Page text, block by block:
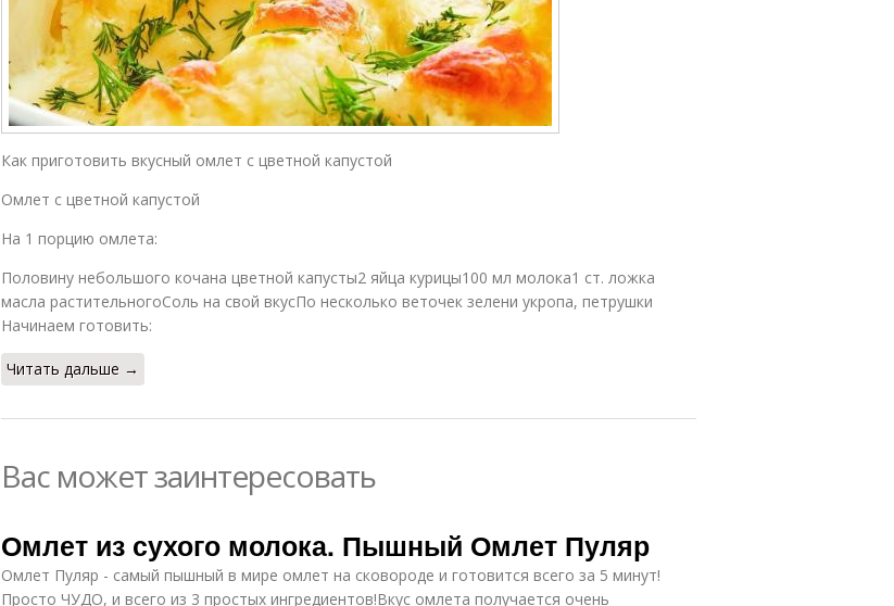
Как приготовить вкусный омлет с цветной капустой
Омлет с цветной капустой
На 1 порцию омлета:
Половину небольшого кочана цветной капусты2 яйца курицы100 мл молока1 ст. ложка
масла растительногоСоль на свой вкусПо несколько веточек зелени укропа, петрушки
Начинаем готовить:
Читать дальше →
Вас может заинтересовать
Омлет из сухого молока. Пышный Омлет Пуляр
Омлет Пуляр - самый пышный в мире омлет на сковороде и готовится всего за 5 минут!
Просто ЧУДО, и всего из 3 простых ингредиентов!Вкус омлета получается очень